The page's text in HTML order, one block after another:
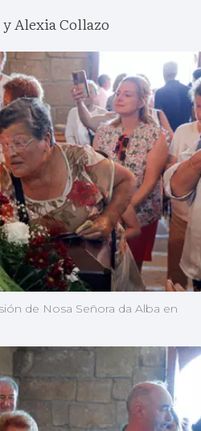
Alexia Collazo
de Nosa Señora da Alba en